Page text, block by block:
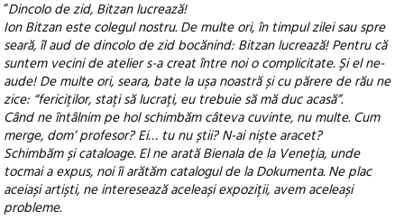
“Dincolo de zid, Bitzan lucrează!
Ion Bitzan este colegul nostru. De multe ori, în timpul zilei sau spre
seară, îl aud de dincolo de zid bocănind: Bitzan lucrează! Pentru că
suntem vecini de atelier s-a creat între noi o complicitate. Și el ne-
aude! De multe ori, seara, bate la ușa noastră și cu părere de rău ne
zice: “fericiților, stați să lucrați, eu trebuie să mă duc acasă”.
Când ne întâlnim pe hol schimbăm câteva cuvinte, nu multe. Cum
merge, dom’ profesor? Ei… tu nu știi? N-ai niște aracet?
Schimbăm și cataloage. El ne arată Bienala de la Veneția, unde
tocmai a expus, noi îi arătăm catalogul de la Dokumenta. Ne plac
aceiași artiști, ne interesează aceleași expoziții, avem aceleași
probleme.